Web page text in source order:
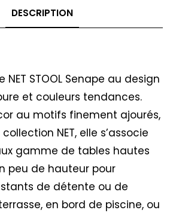
DESCRIPTION
NET STOOL Senape au design
et couleurs tendances.
au motifs finement ajourés,
NET, elle s’associe
gamme de tables hautes
peu de hauteur pour
de détente ou de
en bord de piscine, ou